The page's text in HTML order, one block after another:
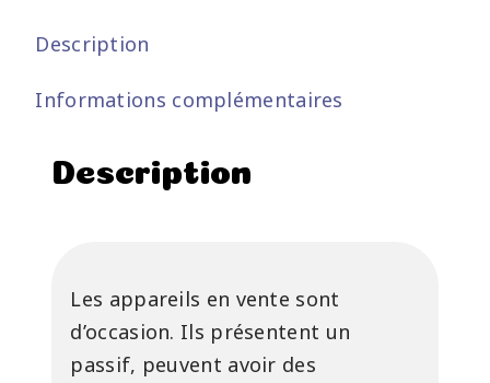
Description
Informations complémentaires
Description
Les appareils en vente sont
d’occasion. Ils présentent un
passif, peuvent avoir des